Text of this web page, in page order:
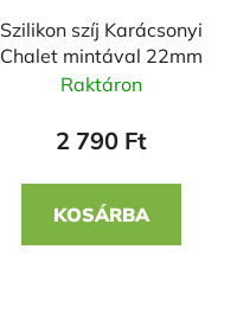
Szilikon szíj Karácsonyi
Chalet mintával 22mm
Raktáron
2 790 Ft
KOSÁRBA